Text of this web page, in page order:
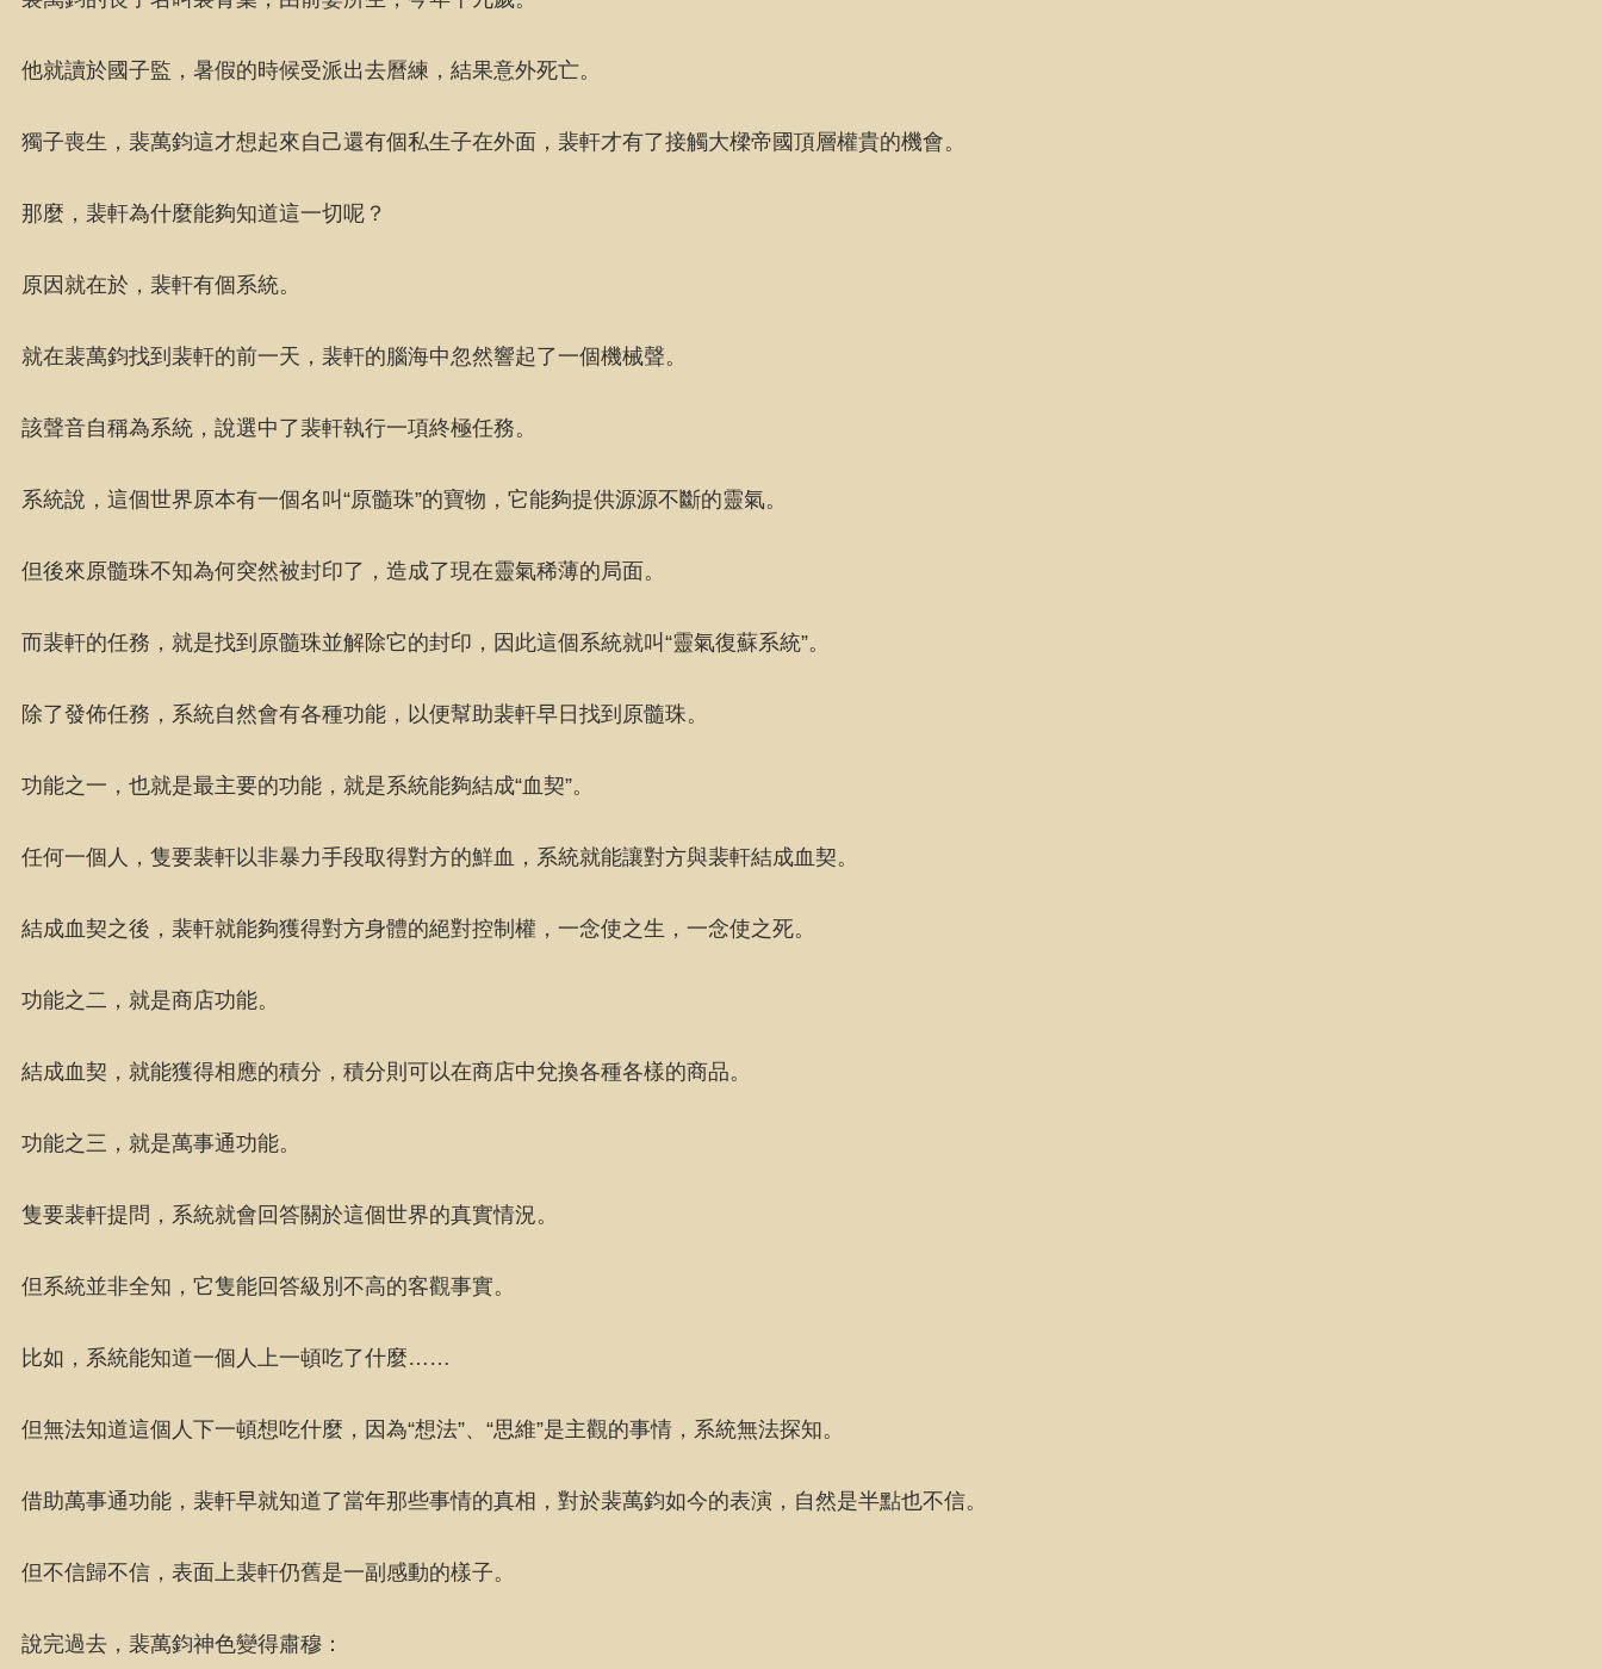
他就讀於國子監，暑假的時候受派出去曆練，結果意外死亡。
獨子喪生，裴萬鈞這才想起來自己還有個私生子在外面，裴軒才有了接觸大樑帝國頂層權貴的機會。
那麼，裴軒為什麼能夠知道這一切呢？
原因就在於，裴軒有個系統。
就在裴萬鈞找到裴軒的前一天，裴軒的腦海中忽然響起了一個機械聲。
該聲音自稱為系統，說選中了裴軒執行一項終極任務。
系統說，這個世界原本有一個名叫“原髓珠”的寶物，它能夠提供源源不斷的靈氣。
但後來原髓珠不知為何突然被封印了，造成了現在靈氣稀薄的局面。
而裴軒的任務，就是找到原髓珠並解除它的封印，因此這個系統就叫“靈氣復蘇系統”。
除了發佈任務，系統自然會有各種功能，以便幫助裴軒早日找到原髓珠。
功能之一，也就是最主要的功能，就是系統能夠結成“血契”。
任何一個人，隻要裴軒以非暴力手段取得對方的鮮血，系統就能讓對方與裴軒結成血契。
結成血契之後，裴軒就能夠獲得對方身體的絕對控制權，一念使之生，一念使之死。
功能之二，就是商店功能。
結成血契，就能獲得相應的積分，積分則可以在商店中兌換各種各樣的商品。
功能之三，就是萬事通功能。
隻要裴軒提問，系統就會回答關於這個世界的真實情況。
但系統並非全知，它隻能回答級別不高的客觀事實。
比如，系統能知道一個人上一頓吃了什麼……
但無法知道這個人下一頓想吃什麼，因為“想法”、“思維”是主觀的事情，系統無法探知。
借助萬事通功能，裴軒早就知道了當年那些事情的真相，對於裴萬鈞如今的表演，自然是半點也不信。
但不信歸不信，表面上裴軒仍舊是一副感動的樣子。
說完過去，裴萬鈞神色變得肅穆：